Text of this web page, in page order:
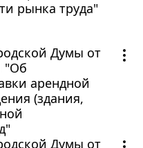
рынка труда"
Думы от
"Об
арендной
(здания,
Думы от